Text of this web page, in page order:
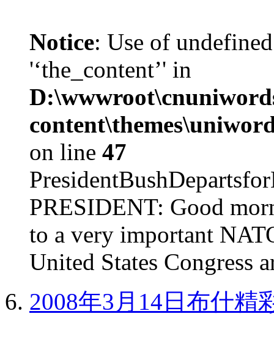
Notice: Use of
'‘the_content’' in
on line 47
PRESIDENT: Good
to a very important
United States Congress
2008年3月14日布什精